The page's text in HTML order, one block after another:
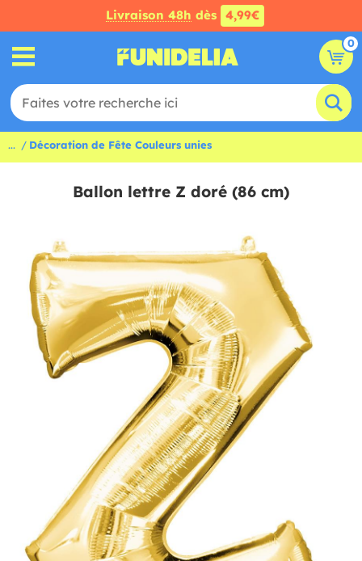
Livraison 48h dès 4,99€
0
... Décoration de Fête Couleurs unies
Ballon lettre Z doré (86 cm)